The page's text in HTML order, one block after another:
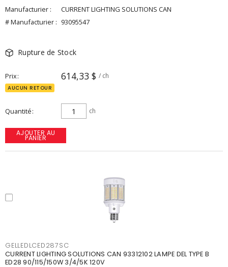
Manufacturier :
CURRENT LIGHTING SOLUTIONS CAN
# Manufacturier : 93095547
Rupture de Stock
Prix 614,33 $ / ch
AUCUN RETOUR
Quantité ch
AJOUTER AU
PANIER
GELLEDLCED287SC
CURRENT LIGHTING SOLUTIONS CAN 93312102 LAMPE DEL TYPE B
ED28 90/115/150W 3/4/5K 120V